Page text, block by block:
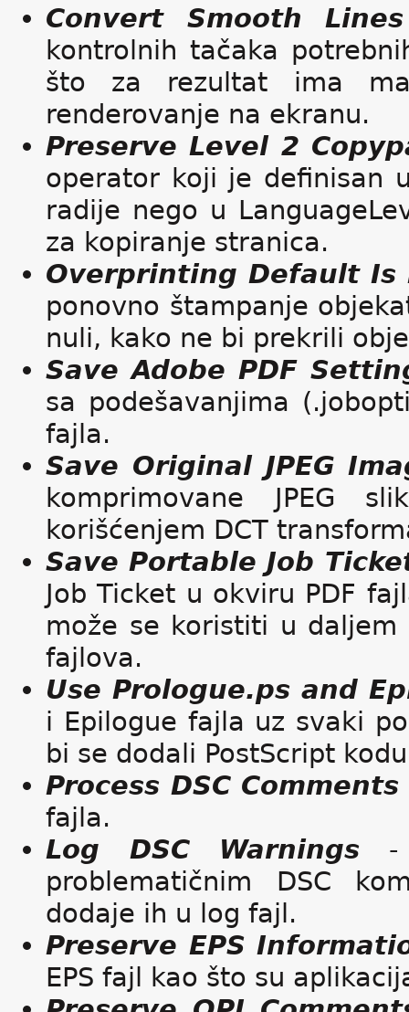
Convert Smooth
kontrolnih tačaka
što za rezultat ima
renderovanje na ekranu.
Preserve Level 2
operator koji je definisan
radije nego u
za kopiranje stranica.
Overprinting Default Is
ponovno štampanje
nuli, kako ne bi prekrili
Save Adobe PDF
sa podešavanjima
fajla.
Save Original JPEG
komprimovane JPEG
korišćenjem DCT
Save Portable Job
Job Ticket u okviru PDF
može se koristiti u daljem
fajlova.
Use Prologue.ps and
i Epilogue fajla uz svaki
bi se dodali PostScript
Process DSC Comments
fajla.
Log DSC Warnings -
problematičnim DSC
dodaje ih u log fajl.
Preserve EPS
EPS fajl kao što su